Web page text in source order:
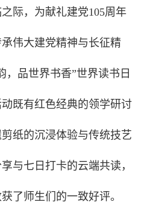
际，为献礼建党105周年
伟大建党精神与长征精
，品世界书香”世界读书日
既有红色经典的领学研讨
纸的沉浸体验与传统技艺
与七日打卡的云端共读，
了师生们的一致好评。